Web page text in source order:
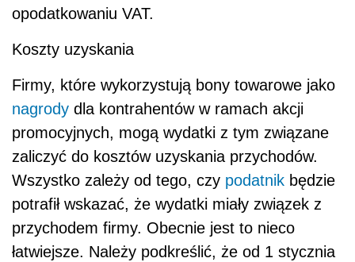
opodatkowaniu VAT.
Koszty uzyskania
Firmy, które wykorzystują bony towarowe jako
nagrody dla kontrahentów w ramach akcji
promocyjnych, mogą wydatki z tym związane
zaliczyć do kosztów uzyskania przychodów.
Wszystko zależy od tego, czy podatnik będzie
potrafił wskazać, że wydatki miały związek z
przychodem firmy. Obecnie jest to nieco
łatwiejsze. Należy podkreślić, że od 1 stycznia